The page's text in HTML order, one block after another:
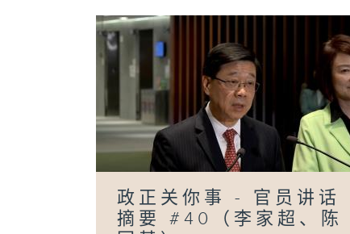
政正关你事 - 官员讲话
摘要 #40（李家超、陈